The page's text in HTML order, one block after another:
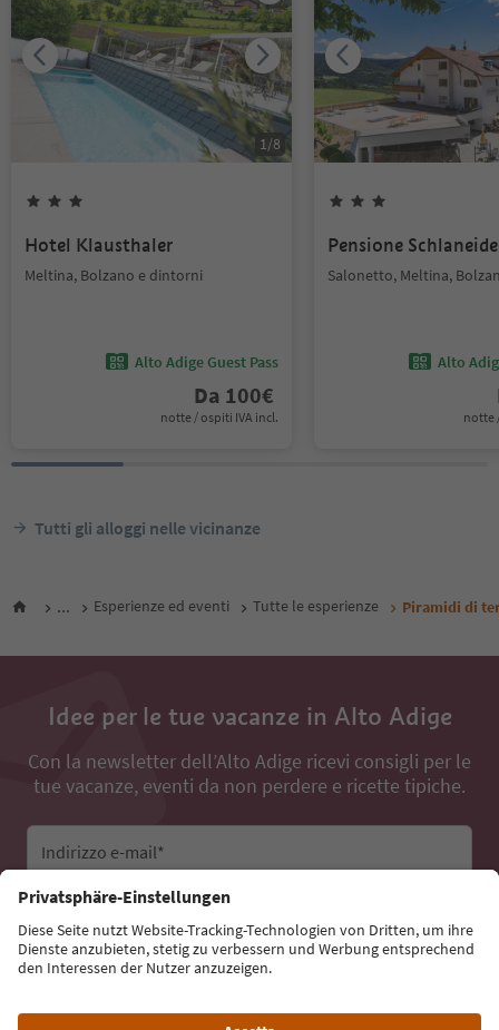
1/8
Hotel Klausthaler
Meltina, Bolzano e dintorni
Alto Adige Guest Pass
Da 100€
notte / ospiti IVA incl.
Pensione
Salonetto, Meltina,
Alto
notte
Tutti gli alloggi nelle vicinanze
... Esperienze ed eventi Tutte le esperienze Piramidi di
Idee per le tue vacanze in Alto Adige
Con la newsletter dell’Alto Adige ricevi consigli per le
tue vacanze, eventi da non perdere e ricette tipiche.
Indirizzo e-mail*
Iscriviti alla newsletter